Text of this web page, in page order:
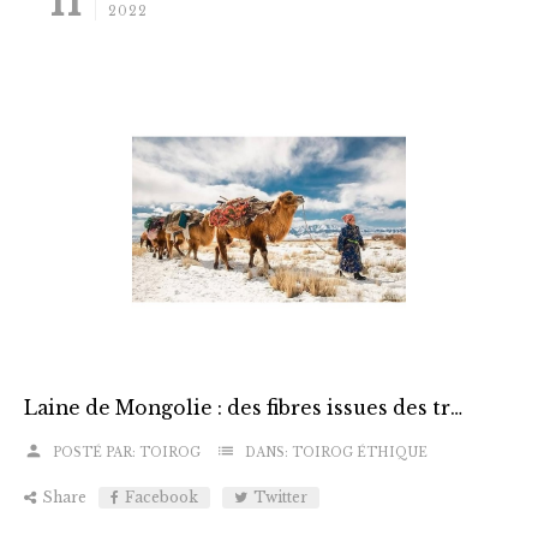
2022
Laine de Mongolie : des fibres issues des traditions nomades ancestrales
Share Facebook Twitter
person POSTÉ PAR: TOIROG list DANS: TOIROG ÉTHIQUE